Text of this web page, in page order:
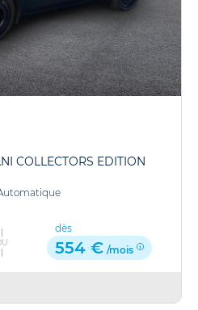
COLLECTORS EDITION
dès
554 € /mois